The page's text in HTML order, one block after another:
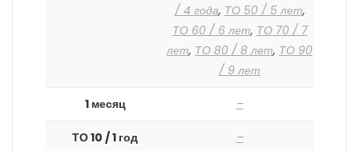
/ 4 года, ТО 50 / 5 лет,
ТО 60 / 6 лет, ТО 70 / 7
лет, ТО 80 / 8 лет, ТО 90
/ 9 лет
1 месяц –
ТО 10 / 1 год –